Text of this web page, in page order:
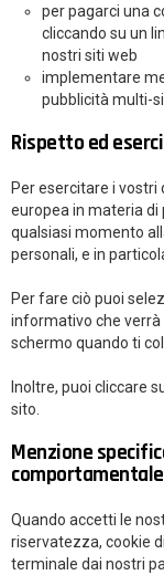
per pagarci una
cliccando su un
nostri siti web
implementare
pubblicità multi-
Rispetto ed
Per esercitare i
europea in materia di
​​qualsiasi momento
personali, e in
Per fare ciò puoi
informativo che
schermo quando ti
Inoltre, puoi cliccare
sito.
Menzione
comportamentale
Quando accetti le
riservatezza, cookie
terminale dai nostri